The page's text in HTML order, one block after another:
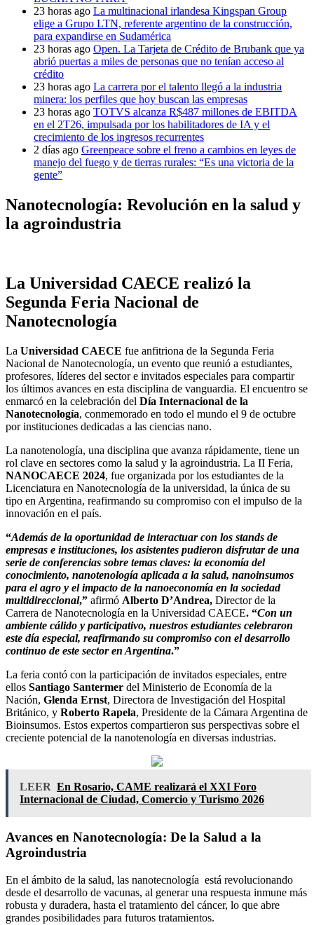
23 horas ago La multinacional irlandesa Kingspan Group
elige a Grupo LTN, referente argentino de la construcción,
para expandirse en Sudamérica
23 horas ago Open. La Tarjeta de Crédito de Brubank que ya
abrió puertas a miles de personas que no tenían acceso al
crédito
23 horas ago La carrera por el talento llegó a la industria
minera: los perfiles que hoy buscan las empresas
23 horas ago TOTVS alcanza R$487 millones de EBITDA
en el 2T26, impulsada por los habilitadores de IA y el
crecimiento de los ingresos recurrentes
2 días ago Greenpeace sobre el freno a cambios en leyes de
manejo del fuego y de tierras rurales: “Es una victoria de la
gente”
Nanotecnología: Revolución en la salud y
la agroindustria
La Universidad CAECE realizó la
Segunda Feria Nacional de
Nanotecnología
La Universidad CAECE fue anfitriona de la Segunda Feria
Nacional de Nanotecnología, un evento que reunió a estudiantes,
profesores, líderes del sector e invitados especiales para compartir
los últimos avances en esta disciplina de vanguardia. El encuentro se
enmarcó en la celebración del Día Internacional de la
Nanotecnología, conmemorado en todo el mundo el 9 de octubre
por instituciones dedicadas a las ciencias nano.
La nanotenología, una disciplina que avanza rápidamente, tiene un
rol clave en sectores como la salud y la agroindustria. La II Feria,
NANOCAECE 2024, fue organizada por los estudiantes de la
Licenciatura en Nanotecnología de la universidad, la única de su
tipo en Argentina, reafirmando su compromiso con el impulso de la
innovación en el país.
“Además de la oportunidad de interactuar con los stands de
empresas e instituciones, los asistentes pudieron disfrutar de una
serie de conferencias sobre temas claves: la economía del
conocimiento, nanotenología aplicada a la salud, nanoinsumos
para el agro y el impacto de la nanoeconomía en la sociedad
multidireccional,” afirmó Alberto D’Andrea, Director de la
Carrera de Nanotecnología en la Universidad CAECE. “Con un
ambiente cálido y participativo, nuestros estudiantes celebraron
este día especial, reafirmando su compromiso con el desarrollo
continuo de este sector en Argentina.”
La feria contó con la participación de invitados especiales, entre
ellos Santiago Santermer del Ministerio de Economía de la
Nación, Glenda Ernst, Directora de Investigación del Hospital
Británico, y Roberto Rapela, Presidente de la Cámara Argentina de
Bioinsumos. Estos expertos compartieron sus perspectivas sobre el
creciente potencial de la nanotenología en diversas industrias.
LEER En Rosario, CAME realizará el XXI Foro
Internacional de Ciudad, Comercio y Turismo 2026
Avances en Nanotecnología: De la Salud a la
Agroindustria
En el ámbito de la salud, las nanotecnología está revolucionando
desde el desarrollo de vacunas, al generar una respuesta inmune más
robusta y duradera, hasta el tratamiento del cáncer, lo que abre
grandes posibilidades para futuros tratamientos.